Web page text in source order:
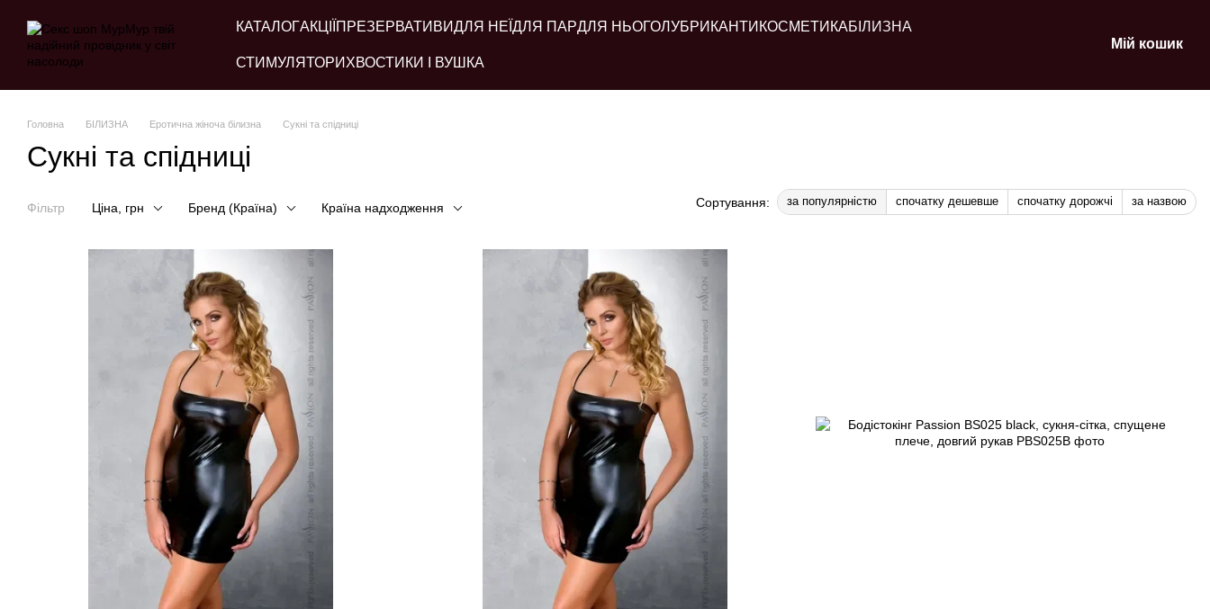
КАТАЛОГАКЦІЇ ПРЕЗЕРВАТИВИДЛЯ НЕЇ ДЛЯ ПАРДЛЯ НЬОГОЛУБРИКАНТИ КОСМЕТИКАБІЛИЗНА
СТИМУЛЯТОРИ ХВОСТИКИ І ВУШКА
Мій кошик
Головна БІЛИЗНА Еротична жіноча білизна Сукні та спідниці
Сукні та спідниці
Фільтр Ціна, грн Бренд (Країна) Країна надходження Сортування: за популярністю спочатку дешевше спочатку дорожчі за назвою